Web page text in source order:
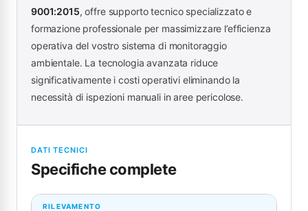
9001:2015, offre supporto tecnico specializzato e
formazione professionale per massimizzare l’efficienza
operativa del vostro sistema di monitoraggio
ambientale. La tecnologia avanzata riduce
significativamente i costi operativi eliminando la
necessità di ispezioni manuali in aree pericolose.
DATI TECNICI
Specifiche complete
RILEVAMENTO